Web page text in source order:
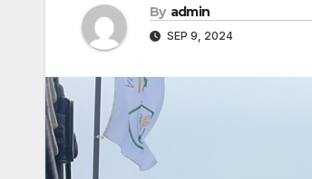
By admin
SEP 9, 2024